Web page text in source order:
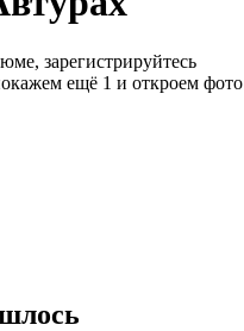
зарегистрируйтесь
ещё 1 и откроем фото